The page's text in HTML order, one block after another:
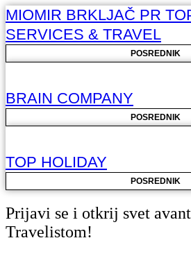
MIOMIR BRKLJAČ PR
SERVICES & TRAVEL
POSREDNIK
BRAIN COMPANY
POSREDNIK
TOP HOLIDAY
POSREDNIK
Prijavi se i otkrij svet
Travelistom!